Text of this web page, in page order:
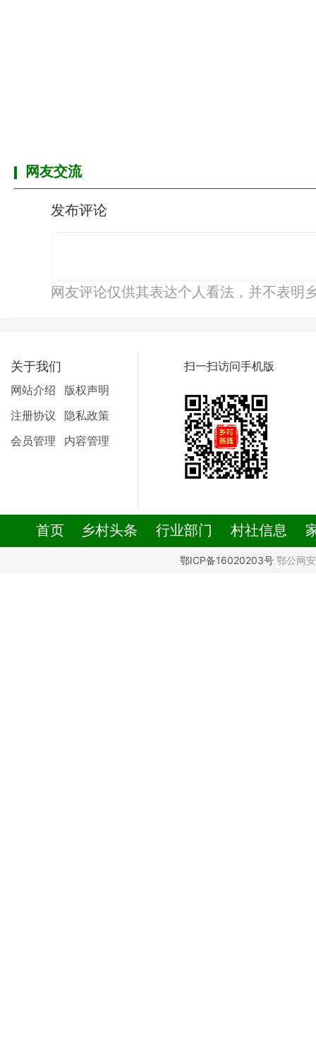
网友交流
发布评论
网友评论仅供其表达个人看法，并不表明
关于我们
网站介绍
版权声明
注册协议
隐私政策
会员管理
内容管理
扫一扫访问手机版
首页 乡村头条 行业部门 村社信息
鄂ICP备16020203号鄂公网